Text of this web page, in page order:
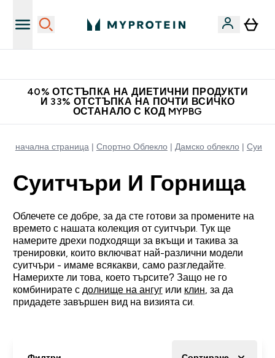
40% ОТСТЪПКА НА ДИЕТИЧНИ ПРОДУКТИ
И 33% ОТСТЪПКА НА ПОЧТИ ВСИЧКО
ОСТАНАЛО С КОД MYPBG
начална страница Спортно Облекло Дамско облекло
Суитчъри И Горнища
Облечете се добре, за да сте готови за промените на
времето с нашата колекция от суитчъри. Тук ще
намерите дрехи подходящи за вкъщи и такива за
тренировки, които включват най-различни модели
суитчъри - имаме всякакви, само разгледайте.
Намерихте ли това, което търсите? Защо не го
комбинирате с долнище на ангугили клин , за да
придадете завършен вид на визията си.